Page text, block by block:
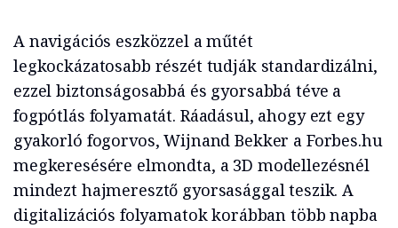
A navigációs eszközzel a műtét
legkockázatosabb részét tudják standardizálni,
ezzel biztonságosabbá és gyorsabbá téve a
fogpótlás folyamatát. Ráadásul, ahogy ezt egy
gyakorló fogorvos, Wijnand Bekker a Forbes.hu
megkeresésére elmondta, a 3D modellezésnél
mindezt hajmeresztő gyorsasággal teszik. A
digitalizációs folyamatok korábban több napba